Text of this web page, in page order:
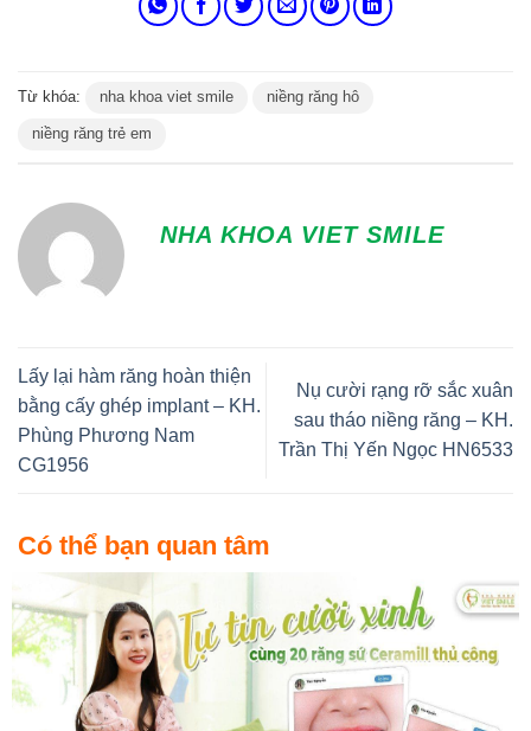
Từ khóa: nha khoa viet smile niềng răng hô
niềng răng trẻ em
NHA KHOA VIET SMILE
Lấy lại hàm răng hoàn thiện
bằng cấy ghép implant – KH.
Phùng Phương Nam
CG1956
Nụ cười rạng rỡ sắc xuân
sau tháo niềng răng – KH.
Trần Thị Yến Ngọc HN6533
Có thể bạn quan tâm